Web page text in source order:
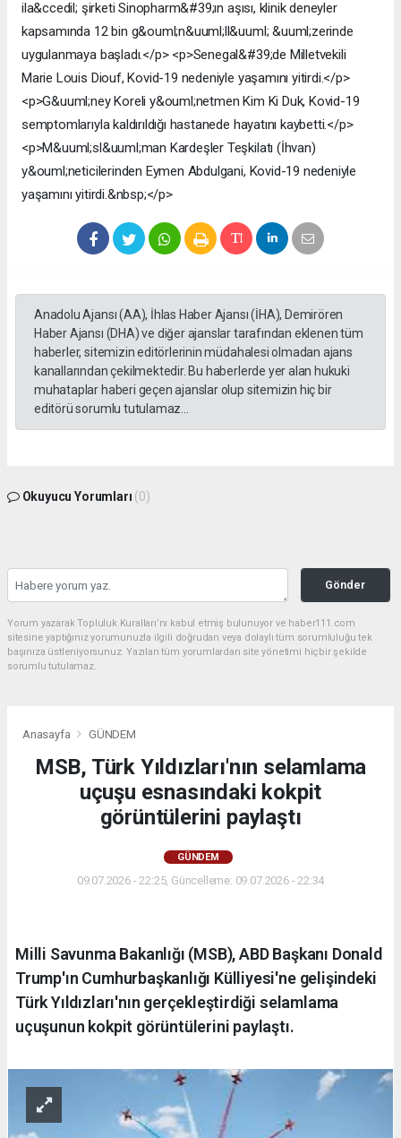
ila&ccedil; şirketi Sinopharm&#39;ın aşısı, klinik deneyler
kapsamında 12 bin g&ouml;n&uuml;ll&uuml; &uuml;zerinde
uygulanmaya başladı.</p> <p>Senegal&#39;de Milletvekili
Marie Louis Diouf, Kovid-19 nedeniyle yaşamını yitirdi.</p>
<p>G&uuml;ney Koreli y&ouml;netmen Kim Ki Duk, Kovid-19
semptomlarıyla kaldırıldığı hastanede hayatını kaybetti.</p>
<p>M&uuml;sl&uuml;man Kardeşler Teşkilatı (İhvan)
y&ouml;neticilerinden Eymen Abdulgani, Kovid-19 nedeniyle
yaşamını yitirdi.&nbsp;</p>
Anadolu Ajansı (AA), İhlas Haber Ajansı (İHA), Demirören
Haber Ajansı (DHA) ve diğer ajanslar tarafından eklenen tüm
haberler, sitemizin editörlerinin müdahalesi olmadan ajans
kanallarından çekilmektedir. Bu haberlerde yer alan hukuki
muhataplar haberi geçen ajanslar olup sitemizin hiç bir
editörü sorumlu tutulamaz...
Okuyucu Yorumları (0)
Gönder
Yorum yazarak Topluluk Kuralları’nı kabul etmiş bulunuyor ve haber111.com
sitesine yaptığınız yorumunuzla ilgili doğrudan veya dolaylı tüm sorumluluğu tek
başınıza üstleniyorsunuz. Yazılan tüm yorumlardan site yönetimi hiçbir şekilde
sorumlu tutulamaz.
Anasayfa GÜNDEM
MSB, Türk Yıldızları'nın selamlama
uçuşu esnasındaki kokpit
görüntülerini paylaştı
GÜNDEM
09.07.2026 - 22:25, Güncelleme: 09.07.2026 - 22:34
Milli Savunma Bakanlığı (MSB), ABD Başkanı Donald
Trump'ın Cumhurbaşkanlığı Külliyesi'ne gelişindeki
Türk Yıldızları'nın gerçekleştirdiği selamlama
uçuşunun kokpit görüntülerini paylaştı.